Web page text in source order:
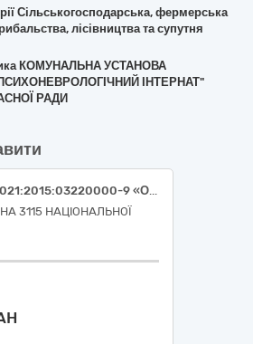
Сільськогосподарська, фермерська
лісівництва та супутня
КОМУНАЛЬНА УСТАНОВА
ІНТЕРНАТ"
РАДИ
Овочі за кодом ДК 021:2015:03220000-9 «Овочі, фрукти та горіхи» огірок свіжий (ДК 021:2015:03221270-9 «Огірки»), помідор свіжий (ДК 021:2015:03221240-0 «Помідори»), перець солодкий (ДК 021:2015:03221230-7 «Перець овочевий»)
3115 НАЦІОНАЛЬНОЇ